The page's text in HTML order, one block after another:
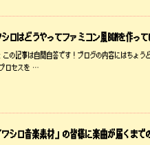
ロはどうやってファミコン風BGMを作っ
この記事は自問自答です！ブログの内容にはちょ
ロセスを …
ワシロ音楽素材」の皆様に楽曲が届くまで